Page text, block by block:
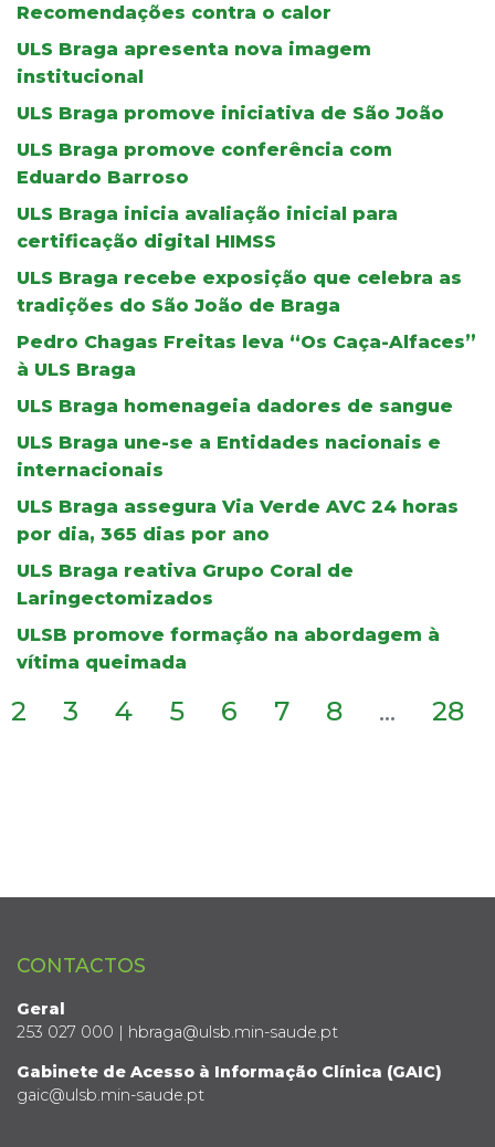
Recomendações contra o calor
ULS Braga apresenta nova imagem
institucional
ULS Braga promove iniciativa de São João
ULS Braga promove conferência com
Eduardo Barroso
ULS Braga inicia avaliação inicial para
certificação digital HIMSS
ULS Braga recebe exposição que celebra as
tradições do São João de Braga
Pedro Chagas Freitas leva “Os Caça-Alfaces”
à ULS Braga
ULS Braga homenageia dadores de sangue
ULS Braga une-se a Entidades nacionais e
internacionais
ULS Braga assegura Via Verde AVC 24 horas
por dia, 365 dias por ano
ULS Braga reativa Grupo Coral de
Laringectomizados
ULSB promove formação na abordagem à
vítima queimada
2 3 4 5 6 7 8 ... 28
CONTACTOS
Geral
253 027 000 | hbraga@ulsb.min-saude.pt
Gabinete de Acesso à Informação Clínica (GAIC)
gaic@ulsb.min-saude.pt